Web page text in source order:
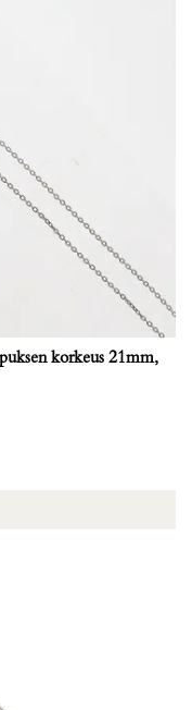
korkeus 21mm,